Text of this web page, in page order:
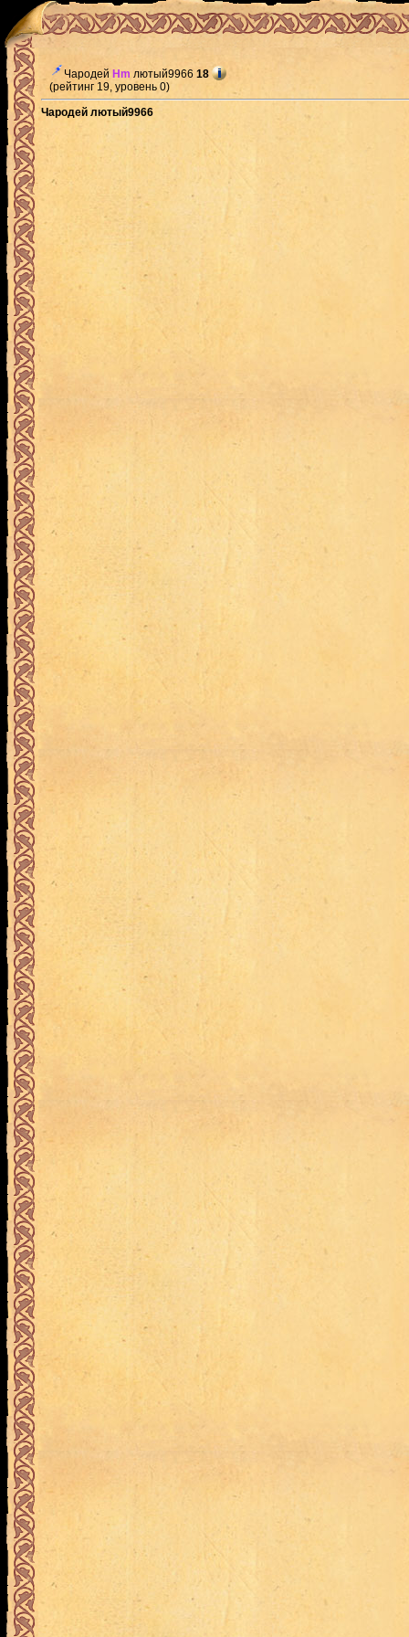
Чародей Hm лютый9966 18
(рейтинг 19, уровень 0)
Чародей лютый9966